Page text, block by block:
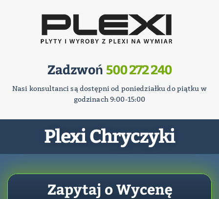
Zadzwoń 500 272 240
Nasi konsultanci są dostępni od poniedziałku do piątku w
godzinach 9:00-15:00
Plexi Chryczyki
Zapytaj o Wycenę